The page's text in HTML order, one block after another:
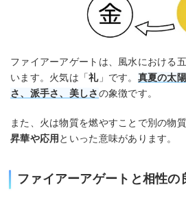
ファイアーアゲートは、風水における
います。火気は「礼」です。 真夏の太
さ、派手さ、美しさの象徴です。
また、火は物質を燃やすことで別の物
昇華や応用 といった意味があります。
ファイアーアゲートと相性の